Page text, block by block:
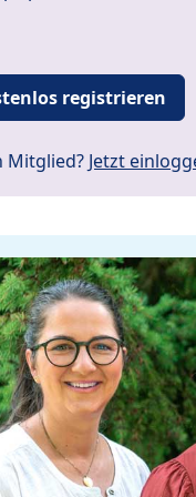
registrieren
Mitglied? Jetzt